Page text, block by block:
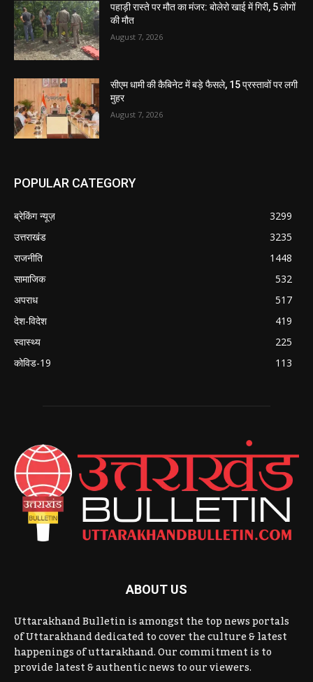
पहाड़ी रास्ते पर मौत का मंजर: बोलेरो खाई में गिरी, 5 लोगों
की मौत
August 7, 2026
सीएम धामी की कैबिनेट में बड़े फैसले, 15 प्रस्तावों पर लगी
मुहर
August 7, 2026
POPULAR CATEGORY
ब्रेकिंग न्यूज़
3299
उत्तराखंड
3235
राजनीति
1448
सामाजिक
532
अपराध
517
देश-विदेश
419
स्वास्थ्य
225
कोविड-19
113
ABOUT US
Uttarakhand Bulletin is amongst the top news portals
of Uttarakhand dedicated to cover the culture & latest
happenings of uttarakhand. Our commitment is to
provide latest & authentic news to our viewers.